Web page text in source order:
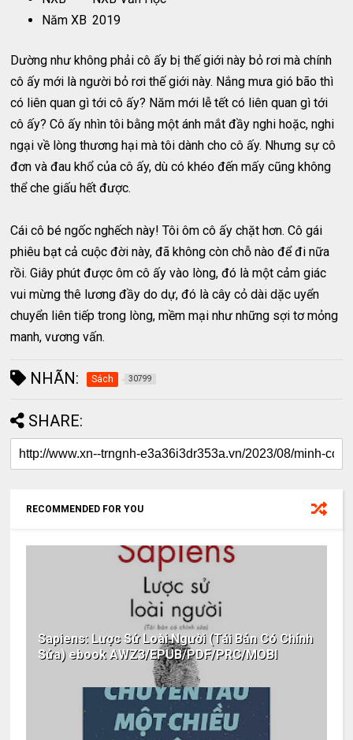
Năm XB 2019
Dường như không phải cô ấy bị thế giới này bỏ rơi mà chính
cô ấy mới là người bỏ rơi thế giới này. Nắng mưa gió bão thì
có liên quan gì tới cô ấy? Năm mới lễ tết có liên quan gì tới
cô ấy? Cô ấy nhìn tôi bằng một ánh mắt đầy nghi hoặc, nghi
ngại về lòng thương hại mà tôi dành cho cô ấy. Nhưng sự cô
đơn và đau khổ của cô ấy, dù có khéo đến mấy cũng không
thể che giấu hết được.
Cái cô bé ngốc nghếch này! Tôi ôm cô ấy chặt hơn. Cô gái
phiêu bạt cả cuộc đời này, đã không còn chỗ nào để đi nữa
rồi. Giây phút được ôm cô ấy vào lòng, đó là một cảm giác
vui mừng thê lương đầy do dự, đó là cây cỏ dài dặc uyển
chuyển liên tiếp trong lòng, mềm mại như những sợi tơ mỏng
manh, vương vấn.
NHÃN: Sách 30799
SHARE:
RECOMMENDED FOR YOU
Sapiens: Lược Sử Loài Người (Tái Bản Có Chỉnh
Sửa) ebook AWZ3/EPUB/PDF/PRC/MOBI